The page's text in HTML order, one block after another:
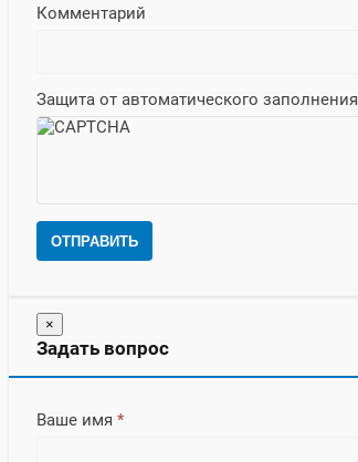
Комментарий
Защита от автоматического заполнения
ОТПРАВИТЬ
×
Задать вопрос
Ваше имя *